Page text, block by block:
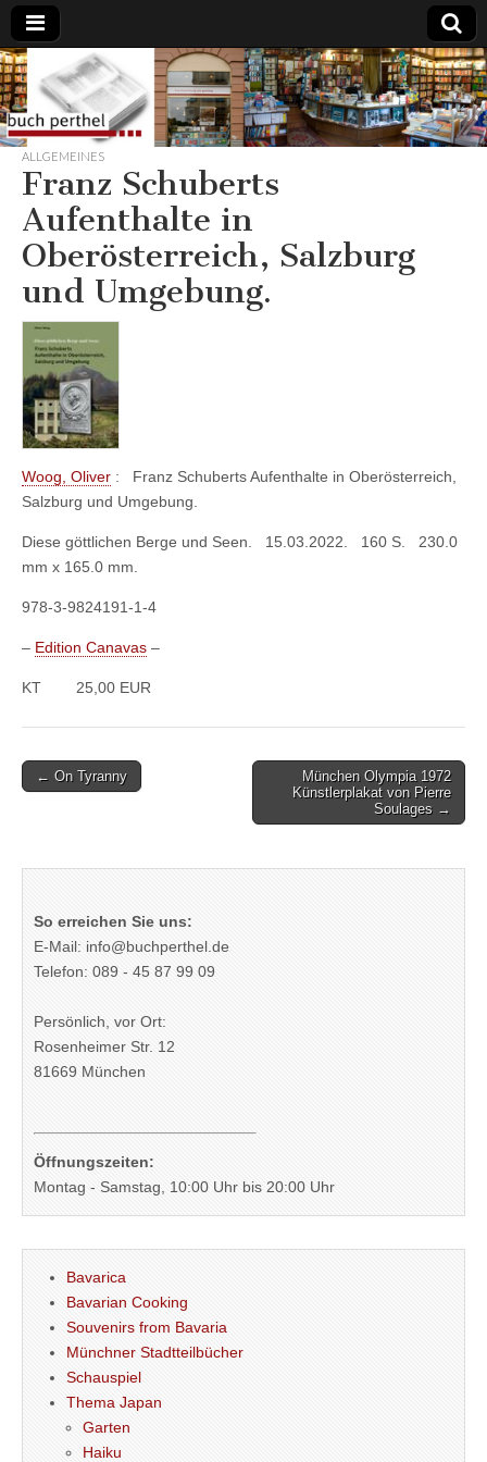
Buchhandlung
am Gasteig
ALLGEMEINES
Franz Schuberts
Aufenthalte in
Oberösterreich, Salzburg
und Umgebung.
Woog, Oliver : Franz Schuberts Aufenthalte in Oberösterreich,
Salzburg und Umgebung.
Diese göttlichen Berge und Seen. 15.03.2022. 160 S. 230.0
mm x 165.0 mm.
978-3-9824191-1-4
– Edition Canavas –
KT 25,00 EUR
Post
← On Tyranny
München Olympia 1972
Künstlerplakat von Pierre
Soulages →
So erreichen Sie uns:
E-Mail: info@buchperthel.de
Telefon: 089 - 45 87 99 09
Persönlich, vor Ort:
Rosenheimer Str. 12
81669 München
Öffnungszeiten:
Montag - Samstag, 10:00 Uhr bis 20:00 Uhr
Bavarica
Bavarian Cooking
Souvenirs from Bavaria
Münchner Stadtteilbücher
Schauspiel
Thema Japan
Garten
Haiku